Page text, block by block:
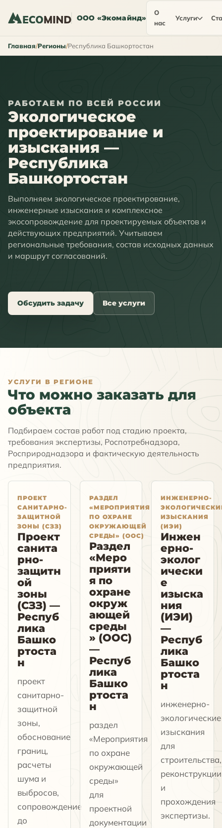
ООО «Экомайнд»
О
нас
Услуги
Главная Регионы Республика Башкортостан
РАБОТАЕМ ПО ВСЕЙ РОССИИ
Экологическое
проектирование и
изыскания —
Республика
Башкортостан
Выполняем экологическое проектирование,
инженерные изыскания и комплексное
экосопровождение для проектируемых объектов и
действующих предприятий. Учитываем
региональные требования, состав исходных данных
и маршрут согласований.
Обсудить задачу Все услуги
УСЛУГИ В РЕГИОНЕ
Что можно заказать для
объекта
Подбираем состав работ под стадию проекта,
требования экспертизы, Роспотребнадзора,
Росприроднадзора и фактическую деятельность
предприятия.
ПРОЕКТ
САНИТАРНО-
ЗАЩИТНОЙ
ЗОНЫ (СЗЗ)
Проект
санита
рно-
защитн
ой
зоны
(СЗЗ) —
Респуб
лика
Башко
ртоста
н
проект
санитарно-
защитной
зоны,
обоснование
границ,
расчеты
шума и
выбросов,
сопровождение
до
РАЗДЕЛ
«МЕРОПРИЯТИЯ
ПО ОХРАНЕ
ОКРУЖАЮЩЕЙ
СРЕДЫ» (ООС)
Раздел
«Меро
прияти
я по
охране
окруж
ающей
среды
» (ООС)
—
Респуб
лика
Башко
ртоста
н
раздел
«Мероприятия
по охране
окружающей
среды»
для
проектной
документации
ИНЖЕНЕРНО-
ИЗЫСКАНИЯ
(ИЭИ)
Инжен
ерно-
эколог
ически
е
изыска
ния
(ИЭИ)
—
Респуб
лика
Башко
ртоста
н
инженерно-
экологические
изыскания
для
строительства,
реконструкции
и
прохождения
экспертизы.